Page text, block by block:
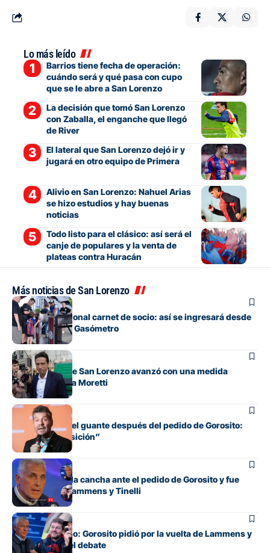
Lo más leído
Barrios tiene fecha de operación:
cuándo será y qué pasa con cupo
que se le abre a San Lorenzo
La decisión que tomó San Lorenzo
con Zaballa, el enganche que llegó
de River
El lateral que San Lorenzo dejó ir y
jugará en otro equipo de Primera
Alivio en San Lorenzo: Nahuel Arias
se hizo estudios y hay buenas
noticias
Todo listo para el clásico: así será el
canje de populares y la venta de
plateas contra Huracán
Más noticias de San Lorenzo
Institucional
Adiós al tradicional carnet de socio: así se ingresará desde
ahora al Nuevo Gasómetro
Institucional
La dirigencia de San Lorenzo avanzó con una medida
histórica contra Moretti
Institucional
Tinelli recogió el guante después del pedido de Gorosito:
“Estoy a disposición”
Institucional
Culotta marcó la cancha ante el pedido de Gorosito y fue
lapidario con Lammens y Tinelli
Institucional
Sorprendió Pipo: Gorosito pidió por la vuelta de Lammens y
Tinelli y abrió el debate